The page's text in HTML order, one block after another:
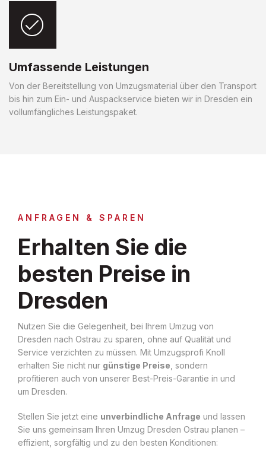
Umfassende Leistungen
Von der Bereitstellung von Umzugsmaterial über den Transport
bis hin zum Ein- und Auspackservice bieten wir in Dresden ein
vollumfängliches Leistungspaket.
ANFRAGEN & SPAREN
Erhalten Sie die
besten Preise in
Dresden
Nutzen Sie die Gelegenheit, bei Ihrem Umzug von
Dresden nach Ostrau zu sparen, ohne auf Qualität und
Service verzichten zu müssen. Mit Umzugsprofi Knoll
erhalten Sie nicht nur günstige Preise , sondern
profitieren auch von unserer Best-Preis-Garantie in und
um Dresden.
Stellen Sie jetzt eine unverbindliche Anfrage und lassen
Sie uns gemeinsam Ihren Umzug Dresden Ostrau planen –
effizient, sorgfältig und zu den besten Konditionen: